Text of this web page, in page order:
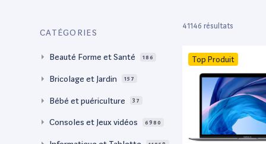
CATÉGORIES
Beauté Forme et Santé 186
Bricolage et Jardin 157
Bébé et puériculture 37
Consoles et Jeux vidéos 6980
41146 résultats
Top Produit